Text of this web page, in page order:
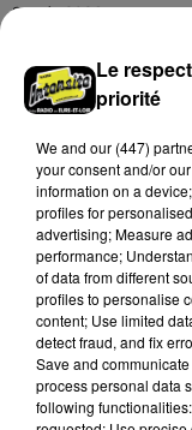
8 août 2026
LUISANT -
Vendredi 28 mai
de Luisant :
conférence. Par
Le
priorité
We and our (447)
your consent and/or
information on a
profiles for
advertising; Measure
performance;
of data from different
profiles to personalise
content; Use limited
detect fraud, and fix
Save and
process personal data
following